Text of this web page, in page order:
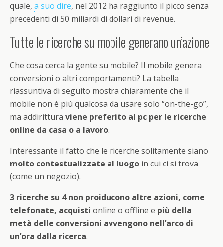
quale, a suo dire, nel 2012 ha raggiunto il picco senza
precedenti di 50 miliardi di dollari di revenue.
Tutte le ricerche su mobile generano un’azione
Che cosa cerca la gente su mobile? Il mobile genera
conversioni o altri comportamenti? La tabella
riassuntiva di seguito mostra chiaramente che il
mobile non è più qualcosa da usare solo “on-the-go”,
ma addirittura viene preferito al pc per le ricerche
online da casa o a lavoro.
Interessante il fatto che le ricerche solitamente siano
molto contestualizzate al luogo in cui ci si trova
(come un negozio).
3 ricerche su 4 non proiducono altre azioni, come
telefonate, acquisti online o offline e più della
metà delle conversioni avvengono nell’arco di
un’ora dalla ricerca.